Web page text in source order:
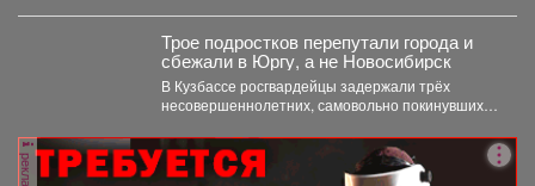
Трое подростков перепутали города и
сбежали в Юргу, а не Новосибирск
В Кузбассе росгвардейцы задержали трёх
несовершеннолетних, самовольно покинувших